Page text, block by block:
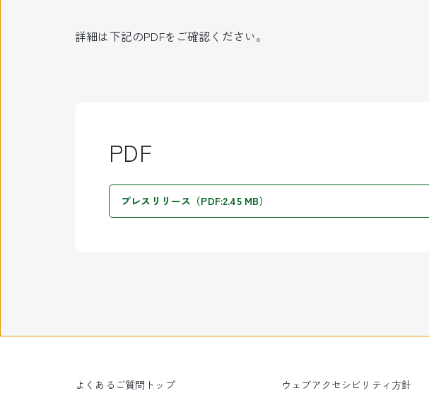
詳細は下記のPDFをご確認ください。
PDF
プレスリリース（PDF:2.45 MB）
よくあるご質問トップ ウェブアクセシビリティ方針